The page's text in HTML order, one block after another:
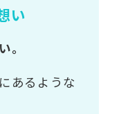
い
。
あるような